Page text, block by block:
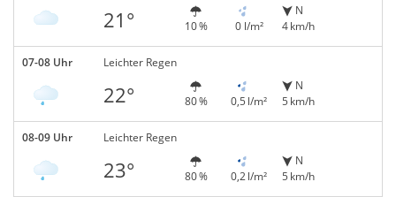
21° 10 % 0 l/m²
N
4 km/h
07-08 Uhr Leichter Regen
22° 80 % 0,5 l/m²
N
5 km/h
08-09 Uhr Leichter Regen
23° 80 % 0,2 l/m²
N
5 km/h